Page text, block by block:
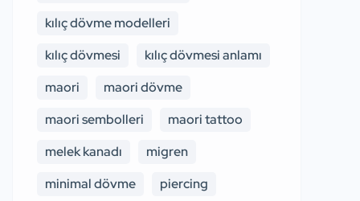
kılıç dövme modelleri
kılıç dövmesi
kılıç dövmesi anlamı
maori
maori dövme
maori sembolleri
maori tattoo
melek kanadı
migren
minimal dövme
piercing